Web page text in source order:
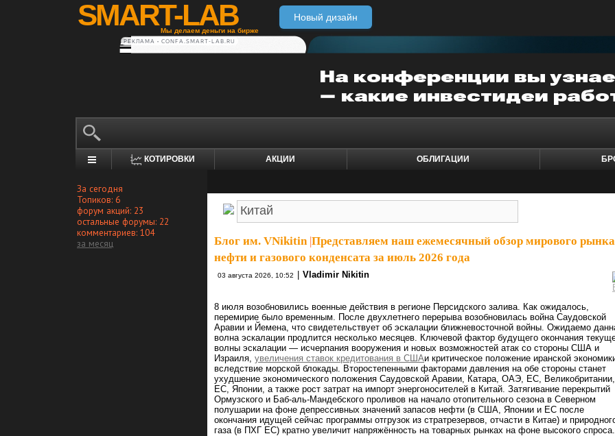
SMART-LAB
Мы делаем деньги на бирже
Новый дизайн
РЕКЛАМА • CONFA.SMART-LAB.RU
КОТИРОВКИ АКЦИИ ОБЛИГАЦИИ
За сегодня
Топиков: 6
форум акций: 23
остальные форумы: 22
комментариев: 104
за месяц
Блог им. VNikitin| Представляем наш ежемесячный обзор мирового рынка
нефти и газового конденсата за июль 2026 года
03 августа 2026, 10:52 Vladimir Nikitin
8 июля возобновились военные действия в регионе Персидского залива. Как ожидалось,
перемирие было временным. После двухлетнего перерыва возобновилась война Саудовской
Аравии и Йемена, что свидетельствует об эскалации ближневосточной войны. Ожидаемо
волна эскалации продлится несколько месяцев. Ключевой фактор будущего окончания
волны эскалации — исчерпания вооружения и новых возможностей атак со стороны США и
Израиля, увеличения ставок кредитования в СШАи критическое положение иранской
вследствие морской блокады. Второстепенными факторами давления на обе стороны станет
ухудшение экономического положения Саудовской Аравии, Катара, ОАЭ, ЕС, Великобритании,
ЕС, Японии, а также рост затрат на импорт энергоносителей в Китай. Затягивание перекрытий
Ормузского и Баб-аль-Мандебского проливов на начало отопительного сезона в Северном
полушарии на фоне депрессивных значений запасов нефти (в США, Японии и ЕС после
окончания идущей сейчас программы отгрузок из стратрезервов, отчасти в Китае) и
газа (в ПХГ ЕС) кратно увеличит напряжённость на товарных рынках на фоне высокого спроса.